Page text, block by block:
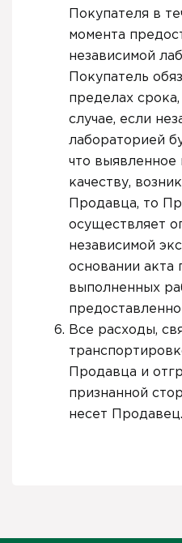
Покупателя в
момента
независимой
Покупатель
пределах
случае, если
лабораторией
что выявленное
качеству,
Продавца, то
осуществляет
независимой
основании акта
выполненных
Все расходы,
Продавца и
признанной
несет Продавец.